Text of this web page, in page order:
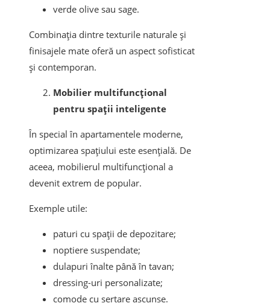
verde olive sau sage.
Combinația dintre texturile naturale și
finisajele mate oferă un aspect sofisticat
și contemporan.
Mobilier multifuncțional
pentru spații inteligente
În special în apartamentele moderne,
optimizarea spațiului este esențială. De
aceea, mobilierul multifuncțional a
devenit extrem de popular.
Exemple utile:
paturi cu spații de depozitare;
noptiere suspendate;
dulapuri înalte până în tavan;
dressing-uri personalizate;
comode cu sertare ascunse.